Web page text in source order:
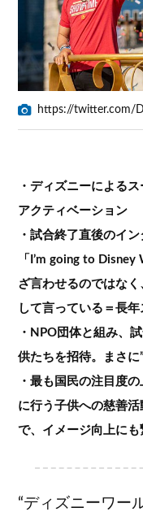
https://twitter.com/
・ディズニーによる
アクティベーション
・試合終了直後のイ
「I’m going to
ざ言わせるのではな
して言っている＝長
・NPO団体と組み、
供たちを招待。まさに
・最も国民の注目度
に行う子供への慈善
で、イメージ向上にも
“ディズニーワー